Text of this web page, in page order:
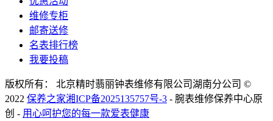
维修专柜
邮寄送修
名表排行榜
我要投稿
版权所有： 北京精时翡丽钟表维修有限公司湖南分公司 ©
2022 保养之家湘ICP备2025135757号-3 - 腕表维修保养中心原
创 - 用心呵护您的每一款爱表健康